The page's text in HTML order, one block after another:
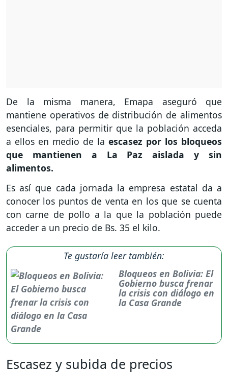
De la misma manera, Emapa aseguró que
mantiene operativos de distribución de alimentos
esenciales, para permitir que la población acceda
a ellos en medio de la escasez por los bloqueos
que mantienen a La Paz aislada y sin
alimentos.
Es así que cada jornada la empresa estatal da a
conocer los puntos de venta en los que se cuenta
con carne de pollo a la que la población puede
acceder a un precio de Bs. 35 el kilo.
Te gustaría leer también:
Bloqueos en Bolivia: El
Gobierno busca frenar
la crisis con diálogo en
la Casa Grande
Escasez y subida de precios